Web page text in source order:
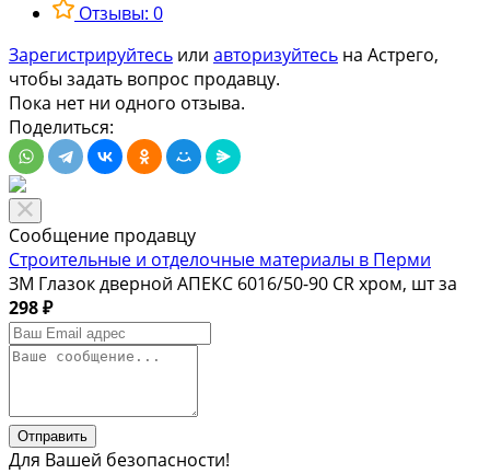
Отзывы: 0
Зарегистрируйтесь или авторизуйтесь на Астрего,
чтобы задать вопрос продавцу.
Пока нет ни одного отзыва.
Поделиться:
Сообщение продавцу
Строительные и отделочные материалы в Перми
ЗМ Глазок дверной АПЕКС 6016/50-90 CR хром, шт за
298 ₽
Отправить
Для Вашей безопасности!